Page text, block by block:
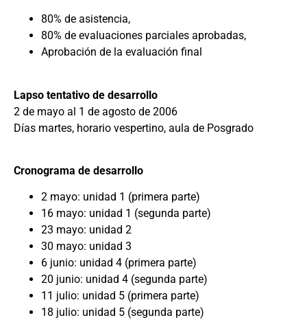
80% de asistencia,
80% de evaluaciones parciales aprobadas,
Aprobación de la evaluación final
Lapso tentativo de desarrollo
2 de mayo al 1 de agosto de 2006
Días martes, horario vespertino, aula de Posgrado
Cronograma de desarrollo
2 mayo: unidad 1 (primera parte)
16 mayo: unidad 1 (segunda parte)
23 mayo: unidad 2
30 mayo: unidad 3
6 junio: unidad 4 (primera parte)
20 junio: unidad 4 (segunda parte)
11 julio: unidad 5 (primera parte)
18 julio: unidad 5 (segunda parte)